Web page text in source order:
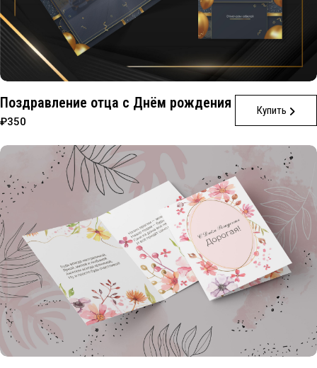
Поздравление отца с Днём рождения
₽350
Купить